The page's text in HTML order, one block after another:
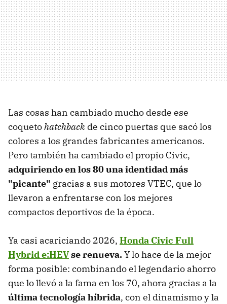
Las cosas han cambiado mucho desde ese
coquetohatchback de cinco puertas que sacó los
colores a los grandes fabricantes americanos.
Pero también ha cambiado el propio Civic,
adquiriendo en los 80 una identidad más
"picante" gracias a sus motores VTEC, que lo
llevaron a enfrentarse con los mejores
compactos deportivos de la época.
Ya casi acariciando 2026, Honda Civic Full
Hybrid e:HEVse renueva.Y lo hace de la mejor
forma posible: combinando el legendario ahorro
que lo llevó a la fama en los 70, ahora gracias a la
última tecnología híbrida, con el dinamismo y la